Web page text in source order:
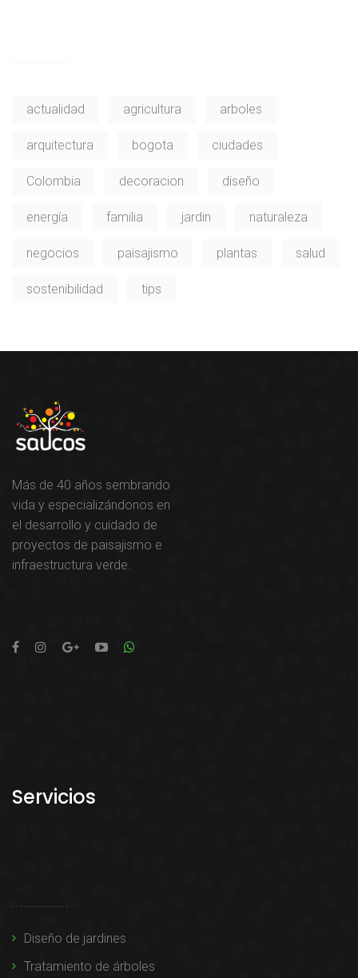
actualidad agricultura arboles
arquitectura bogota ciudades
Colombia decoracion diseño
energía familia jardin naturaleza
negocios paisajismo plantas salud
sostenibilidad tips
Más de 40 años sembrando
vida y especializándonos en
el desarrollo y cuidado de
proyectos de paisajismo e
infraestructura verde.
Servicios
Diseño de jardines
Tratamiento de árboles